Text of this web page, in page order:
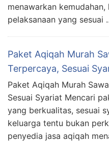
menawarkan
pelaksanaan yang sesuai
Paket Aqiqah Murah
Terpercaya, Sesuai
Paket Aqiqah Murah
Sesuai Syariat Mencari
yang berkualitas, sesuai
keluarga tentu bukan
penyedia jasa aqiqah